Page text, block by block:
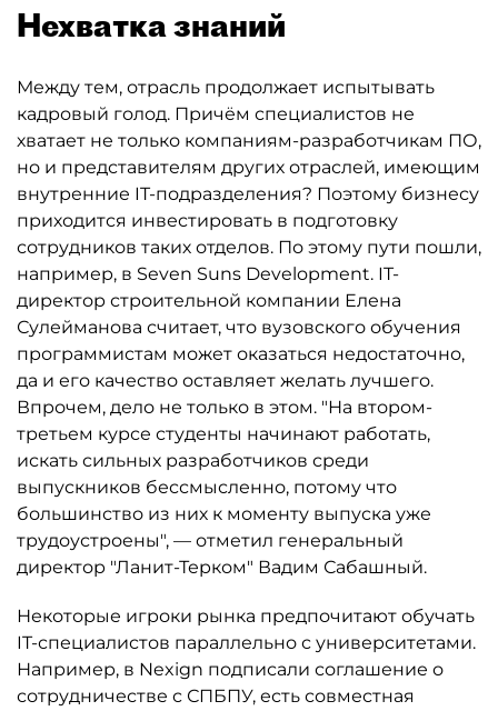
Нехватка знаний
Между тем, отрасль продолжает испытывать
кадровый голод. Причём специалистов не
хватает не только компаниям-разработчикам ПО,
но и представителям других отраслей, имеющим
внутренние IT-подразделения? Поэтому бизнесу
приходится инвестировать в подготовку
сотрудников таких отделов. По этому пути пошли,
например, в Seven Suns Development. IT-
директор строительной компании Елена
Сулейманова считает, что вузовского обучения
программистам может оказаться недостаточно,
да и его качество оставляет желать лучшего.
Впрочем, дело не только в этом. "На втором-
третьем курсе студенты начинают работать,
искать сильных разработчиков среди
выпускников бессмысленно, потому что
большинство из них к моменту выпуска уже
трудоустроены", — отметил генеральный
директор "Ланит-Терком" Вадим Сабашный.
Некоторые игроки рынка предпочитают обучать
IT-специалистов параллельно с университетами.
Например, в Nexign подписали соглашение о
сотрудничестве с СПБПУ, есть совместная